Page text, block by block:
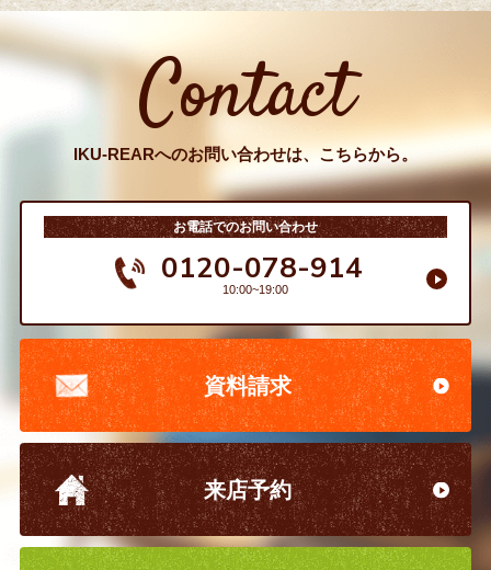
Contact
IKU-REARへのお問い合わせは、こちらから。
お電話でのお問い合わせ
0120-078-914
10:00~19:00
資料請求
来店予約